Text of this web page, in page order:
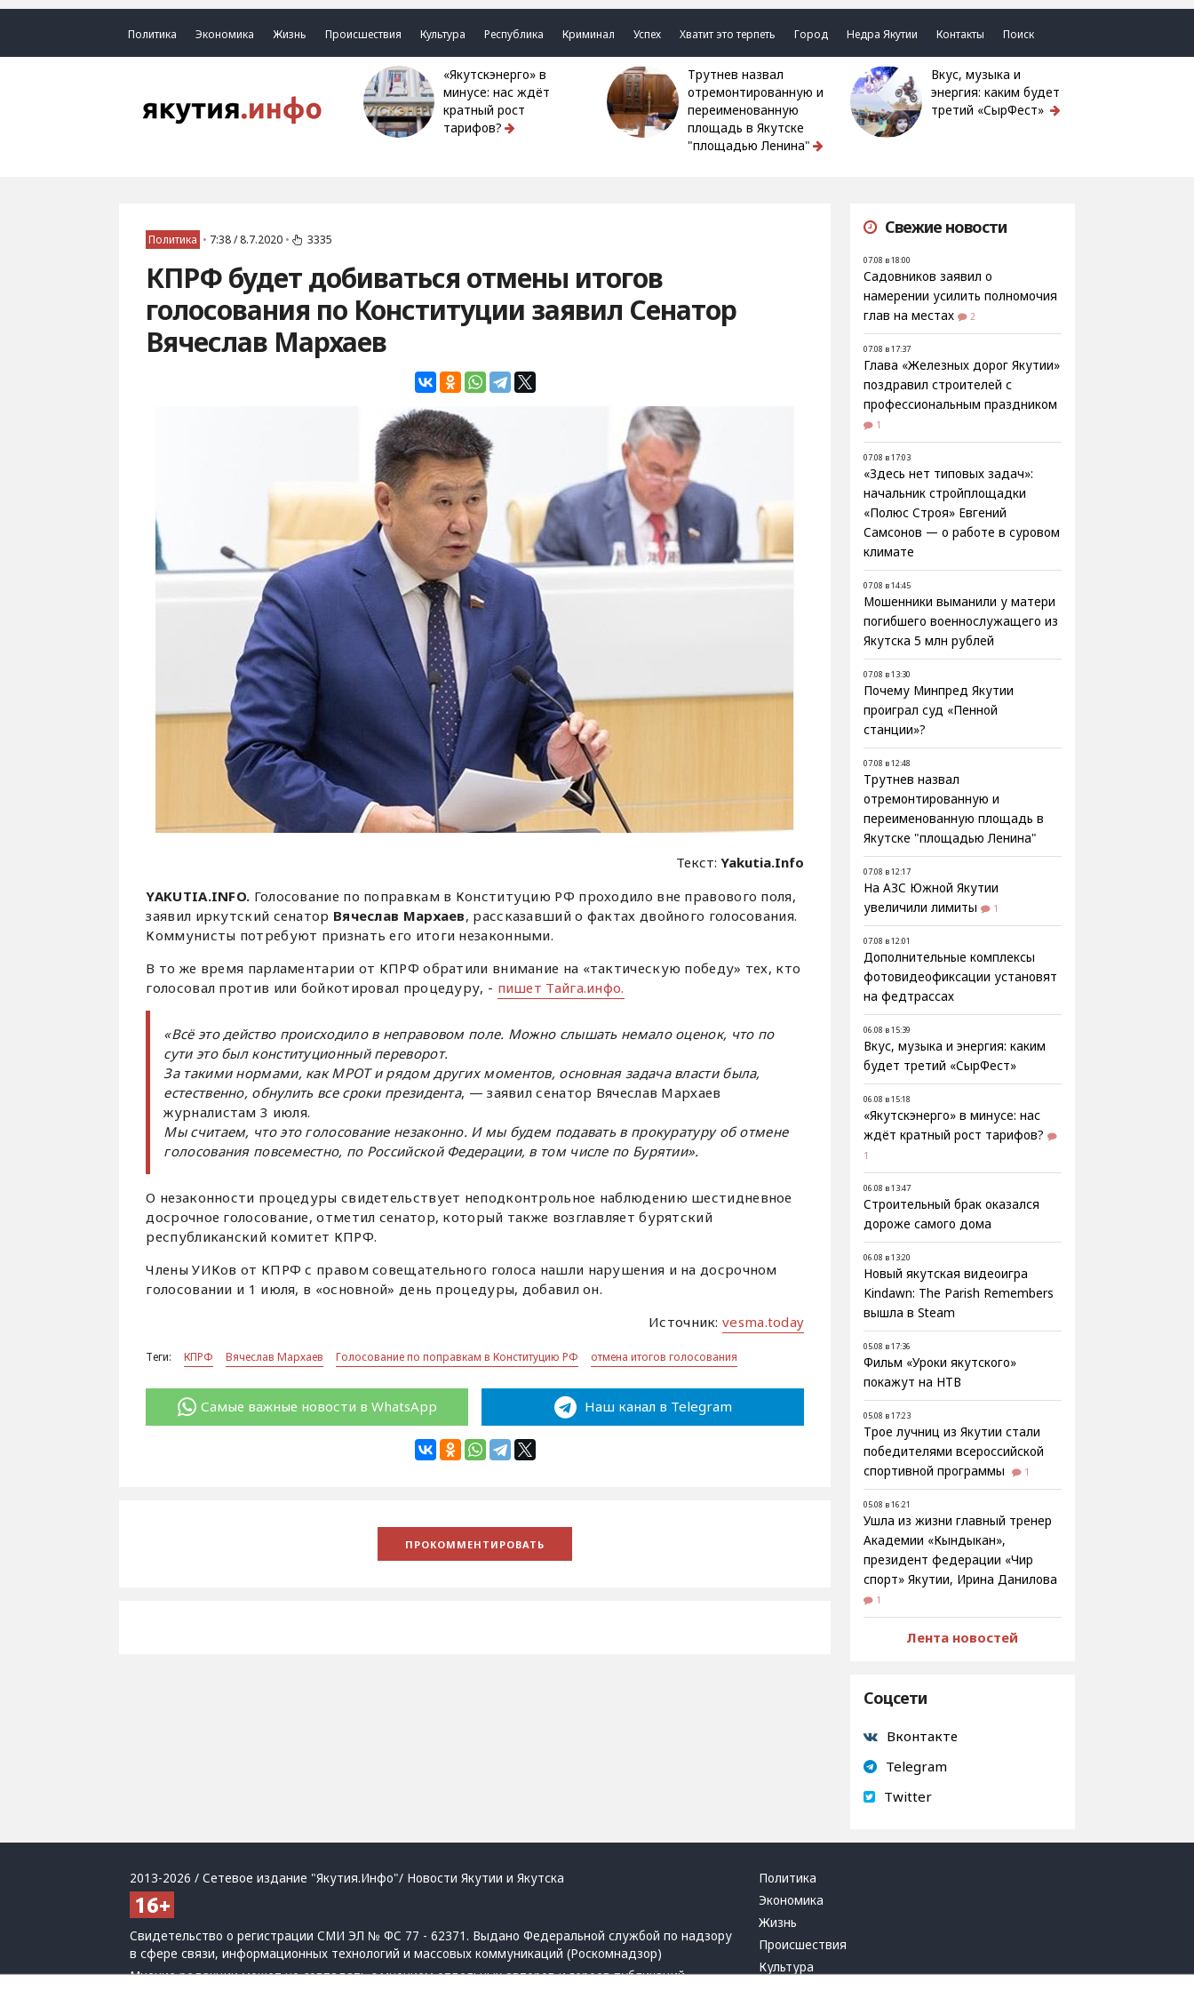
Политика Экономика Жизнь Происшествия Культура Республика Криминал Успех Хватит это терпеть Город Недра Якутии Контакты Поиск
«Якутскэнерго» в
минусе: нас ждёт
кратный рост
тарифов?
Трутнев назвал
отремонтированную и
переименованную
площадь в Якутске
"площадью Ленина"
Вкус, музыка и
энергия: каким будет
третий «СырФест»
Политика • 7:38 / 8.7.2020 • 3335
КПРФ будет добиваться отмены итогов
голосования по Конституции заявил Сенатор
Вячеслав Мархаев
Текст:Yakutia.Info
YAKUTIA.INFO. Голосование по поправкам в Конституцию РФ проходило вне правового поля,
заявил иркутский сенатор Вячеслав Мархаев, рассказавший о фактах двойного голосования.
Коммунисты потребуют признать его итоги незаконными.
В то же время парламентарии от КПРФ обратили внимание на «тактическую победу» тех, кто
голосовал против или бойкотировал процедуру, - пишет Тайга.инфо.
«Всё это действо происходило в неправовом поле. Можно слышать немало оценок, что по
сути это был конституционный переворот.
За такими нормами, как МРОТ и рядом других моментов, основная задача власти была,
естественно, обнулить все сроки президента, — заявил сенатор Вячеслав Мархаев
журналистам 3 июля.
Мы считаем, что это голосование незаконно. И мы будем подавать в прокуратуру об отмене
голосования повсеместно, по Российской Федерации, в том числе по Бурятии».
О незаконности процедуры свидетельствует неподконтрольное наблюдению шестидневное
досрочное голосование, отметил сенатор, который также возглавляет бурятский
республиканский комитет КПРФ.
Члены УИКов от КПРФ с правом совещательного голоса нашли нарушения и на досрочном
голосовании и 1 июля, в «основной» день процедуры, добавил он.
Источник:vesma.today
Теги: КПРФ Вячеслав Мархаев Голосование по поправкам в Конституцию РФ отмена итогов голосования
Самые важные новости в WhatsApp Наш канал в Telegram
Свежие новости
07.08 в 18:00
Садовников заявил о
намерении усилить полномочия
глав на местах
2
07.08 в 17:37
Глава «Железных дорог Якутии»
поздравил строителей с
профессиональным праздником
1
07.08 в 17:03
«Здесь нет типовых задач»:
начальник стройплощадки
«Полюс Строя» Евгений
Самсонов — о работе в суровом
климате
07.08 в 14:45
Мошенники выманили у матери
погибшего военнослужащего из
Якутска 5 млн рублей
07.08 в 13:30
Почему Минпред Якутии
проиграл суд «Пенной
станции»?
07.08 в 12:48
Трутнев назвал
отремонтированную и
переименованную площадь в
Якутске "площадью Ленина"
07.08 в 12:17
На АЗС Южной Якутии
увеличили лимиты
1
07.08 в 12:01
Дополнительные комплексы
фотовидеофиксации установят
на федтрассах
06.08 в 15:39
Вкус, музыка и энергия: каким
будет третий «СырФест»
06.08 в 15:18
«Якутскэнерго» в минусе: нас
ждёт кратный рост тарифов?
1
06.08 в 13:47
Строительный брак оказался
дороже самого дома
06.08 в 13:20
Новый якутская видеоигра
Kindawn: The Parish Remembers
вышла в Steam
05.08 в 17:36
Фильм «Уроки якутского»
покажут на НТВ
05.08 в 17:23
Трое лучниц из Якутии стали
победителями всероссийской
спортивной программы
1
05.08 в 16:21
Ушла из жизни главный тренер
Академии «Кындыкан»,
президент федерации «Чир
спорт» Якутии, Ирина Данилова
1
Лента новостей
Соцсети
Вконтакте
Telegram
Twitter
2013-2026 / Сетевое издание "Якутия.Инфо"/ Новости Якутии и Якутска
Свидетельство о регистрации СМИ ЭЛ № ФС 77 - 62371. Выдано Федеральной службой по надзору
в сфере связи, информационных технологий и массовых коммуникаций (Роскомнадзор)
Мнение редакции может не совпадать с мнением отдельных авторов и героев публикаций.
Политика
Экономика
Жизнь
Происшествия
Культура